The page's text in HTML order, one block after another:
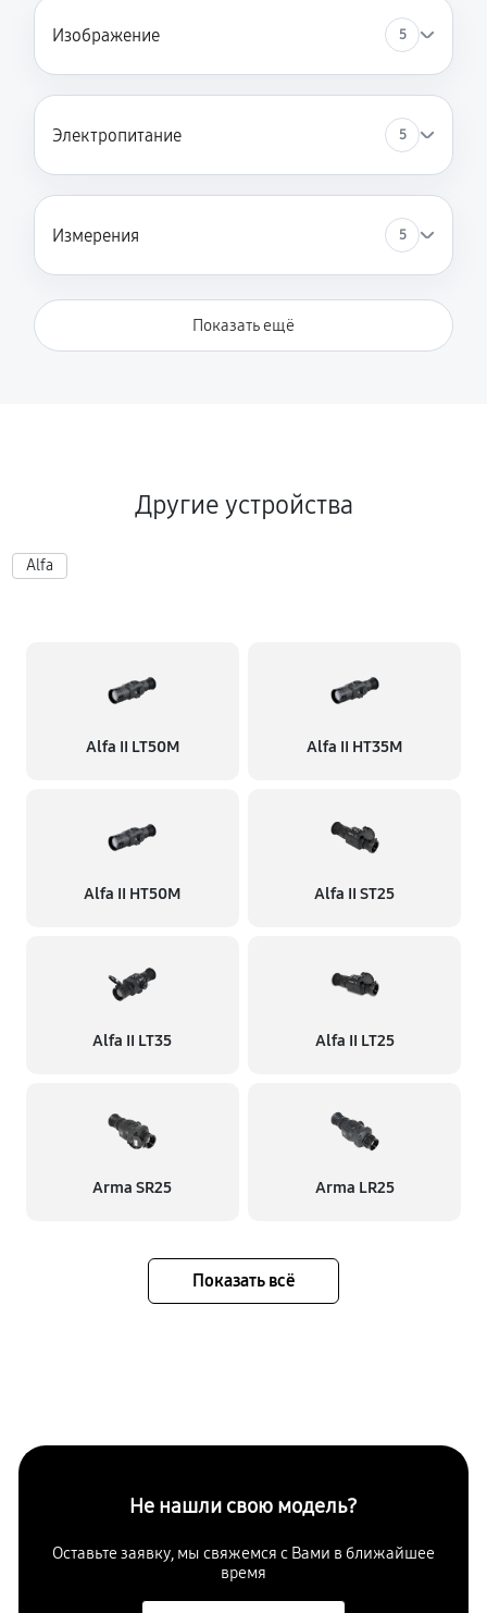
Изображение 5
Электропитание 5
Измерения 5
Показать ещё
Другие устройства
Alfa
Alfa II LT50M Alfa II HT35M
Alfa II HT50M Alfa II ST25
Alfa II LT35 Alfa II LT25
Arma SR25 Arma LR25
Показать всё
Не нашли свою модель?
Оставьте заявку, мы свяжемся с Вами в ближайшее
время